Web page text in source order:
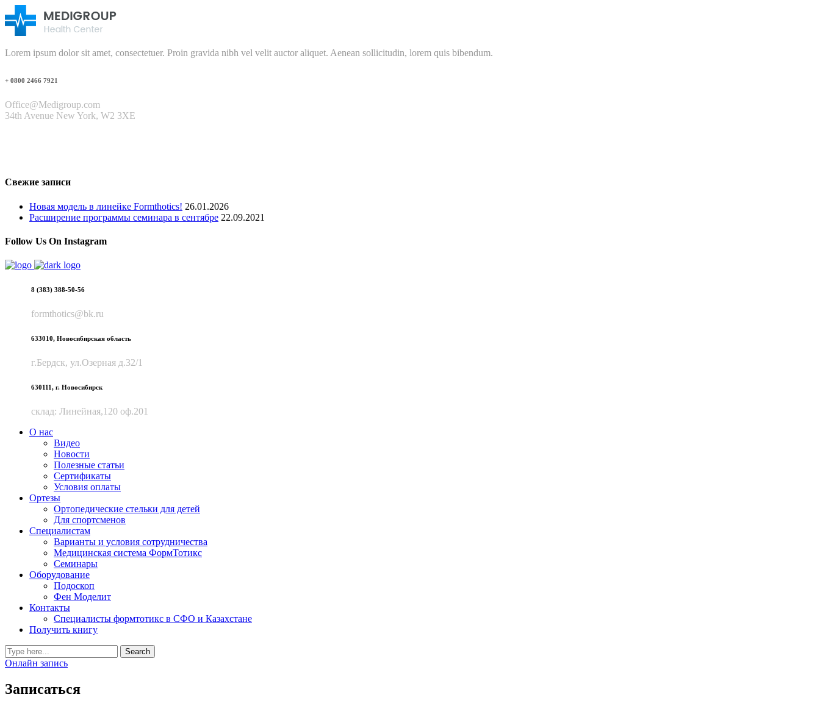
Lorem ipsum dolor sit amet, consectetuer. Proin gravida nibh vel velit auctor aliquet. Aenean sollicitudin, lorem quis bibendum.
+ 0800 2466 7921
Office@Medigroup.com
34th Avenue New York, W2 3XE
Свежие записи
Новая модель в линейке Formthotics! 26.01.2026
Расширение программы семинара в сентябре 22.09.2021
Follow Us On Instagram
8 (383) 388-50-56
formthotics@bk.ru
633010, Новосибирская область
г.Бердск, ул.Озерная д.32/1
630111, г. Новосибирск
склад: Линейная,120 оф.201
О нас
Видео
Новости
Полезные статьи
Сертификаты
Условия оплаты
Ортезы
Ортопедические стельки для детей
Для спортсменов
Специалистам
Варианты и условия сотрудничества
Медицинская система ФормТотикс
Семинары
Оборудование
Подоскоп
Фен Моделит
Контакты
Специалисты формтотикс в СФО и Казахстане
Получить книгу
Онлайн запись
Записаться